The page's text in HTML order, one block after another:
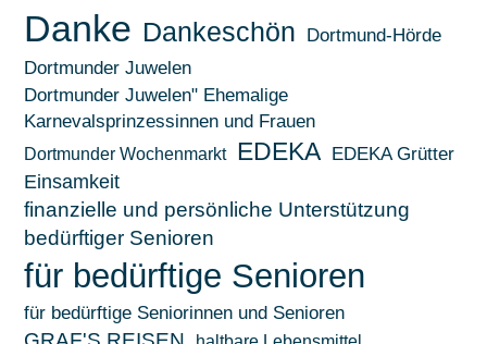
Danke Dankeschön Dortmund-Hörde
Dortmunder Juwelen
Dortmunder Juwelen" Ehemalige
Karnevalsprinzessinnen und Frauen
Dortmunder Wochenmarkt EDEKA EDEKA Grütter
Einsamkeit
finanzielle und persönliche Unterstützung
bedürftiger Senioren
für bedürftige Senioren
für bedürftige Seniorinnen und Senioren